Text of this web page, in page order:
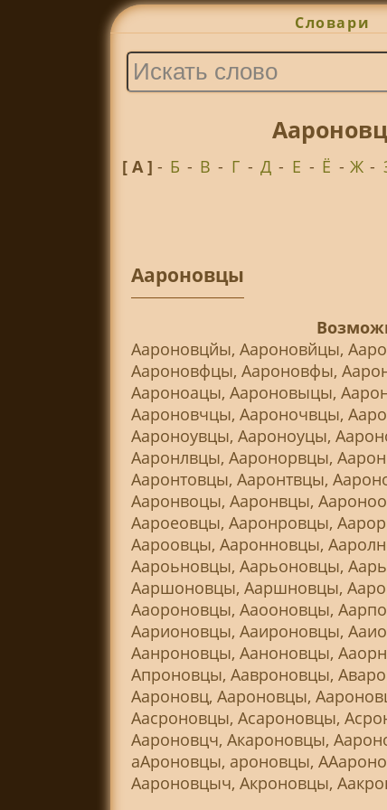
Словари
[ А ] - Б - В - Г - Д - Е - Ё - Ж -
Аароновцы
Аароновцйы, Аароновйцы,
Аароновфцы, Аароновфы,
Аароноацы, Аароновыцы,
Аароновчцы, Аароночвцы,
Аароноувцы, Аароноуцы,
Ааронлвцы, Ааронорвцы,
Ааронтовцы, Ааронтвцы,
Ааронвоцы, Ааронвцы,
Аароеовцы, Ааронровцы,
Аароовцы, Ааронновцы,
Аароьновцы, Аарьоновцы,
Ааршоновцы, Ааршновцы,
Ааороновцы, Ааооновцы,
Аарионовцы, Ааироновцы,
Аанроновцы, Ааноновцы,
Апроновцы, Аавроновцы,
Аароновц, Аароновцы,
Аасроновцы, Асароновцы,
Аароновцч, Акароновцы,
аАроновцы, ароновцы,
Аароновцыч, Акроновцы,